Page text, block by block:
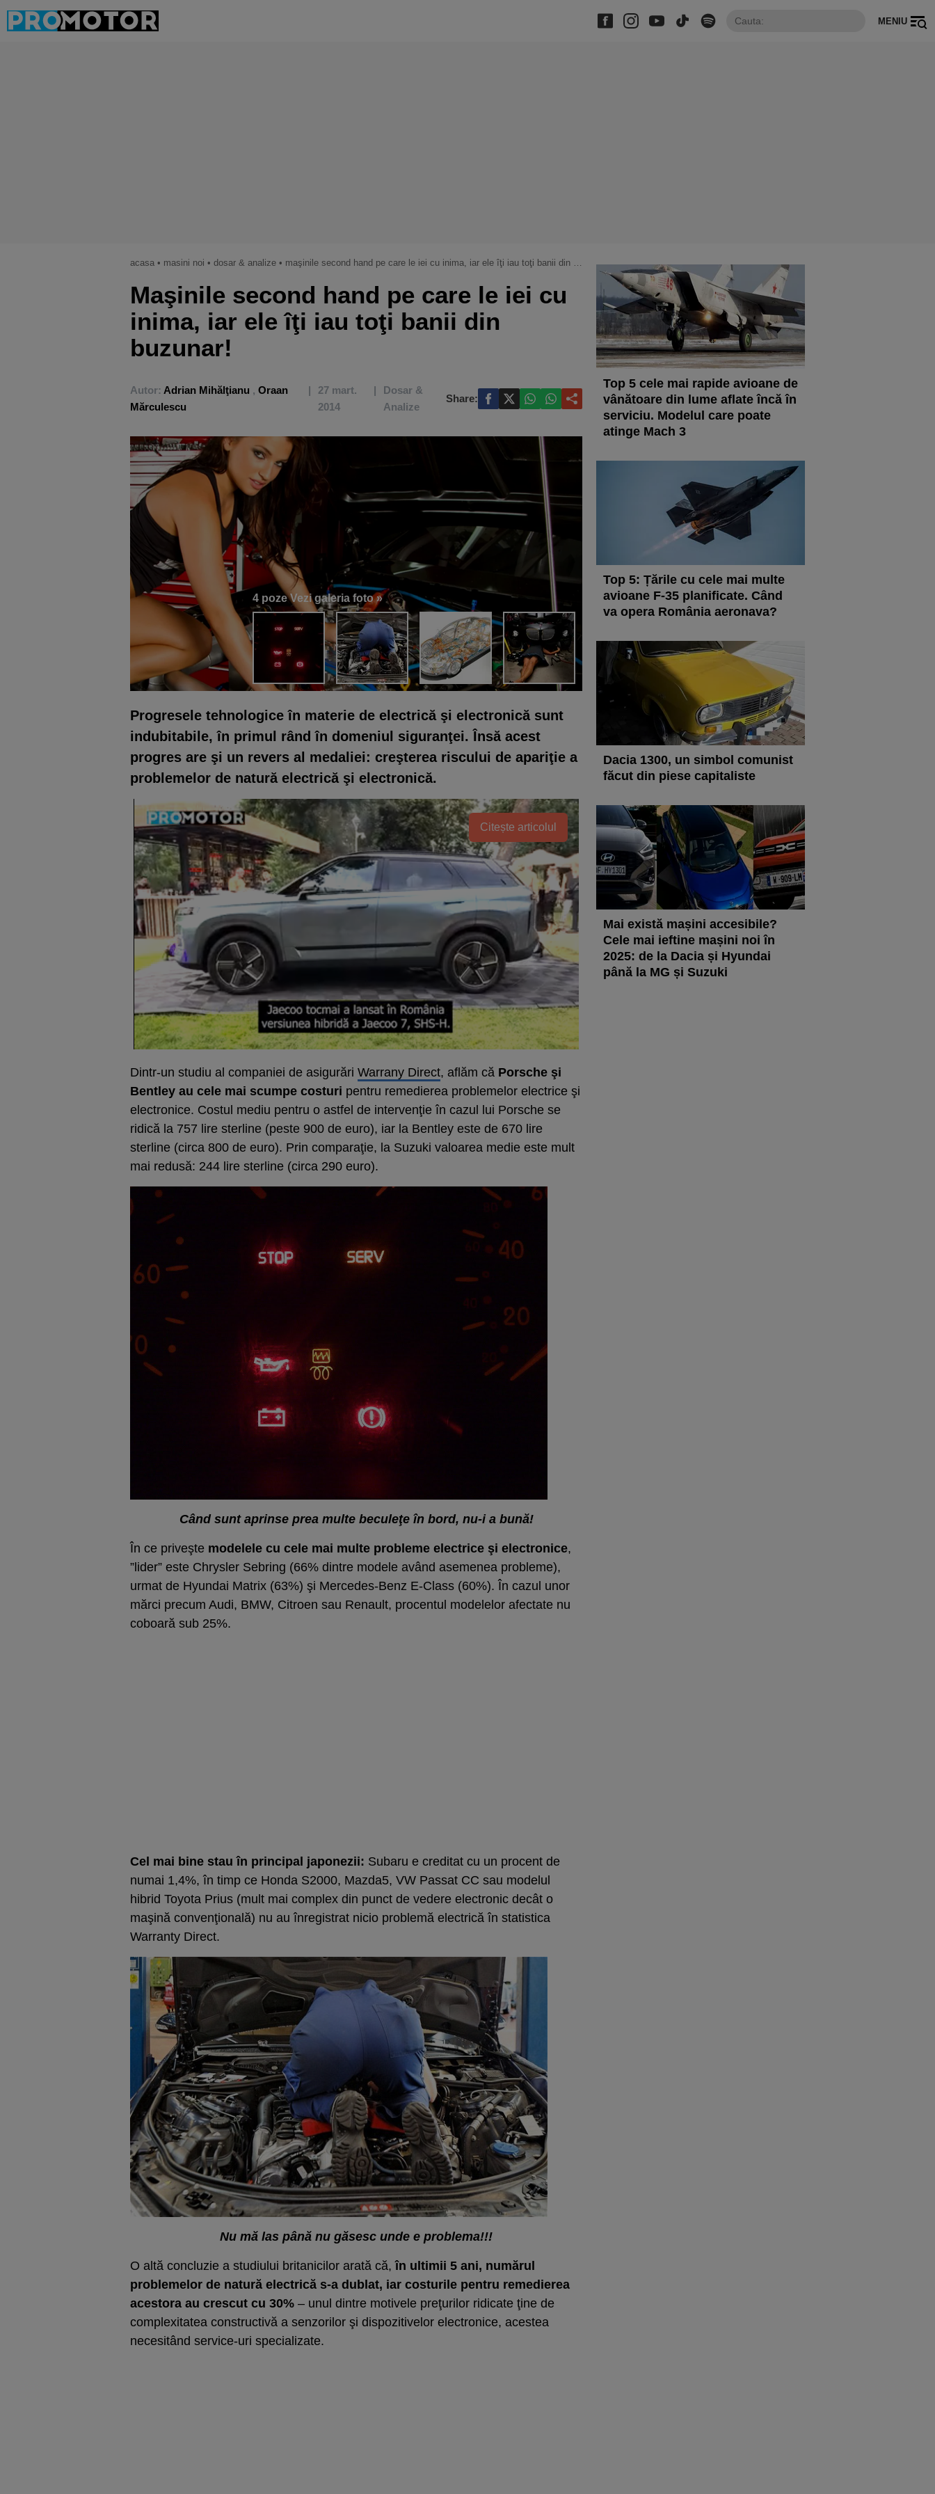
MENIU
acasa • masini noi • dosar & analize • maşinile second hand pe care le iei cu inima, iar ele îţi iau toţi banii din buzunar!
Maşinile second hand pe care le iei cu
inima, iar ele îţi iau toţi banii din
buzunar!
Autor: Adrian Mihălţianu , Oraan
Mărculescu
27 mart.
2014
Dosar &
Analize
Share:
4 pozeVezi galeria foto »
Progresele tehnologice în materie de electrică şi electronică sunt
indubitabile, în primul rând în domeniul siguranţei. Însă acest
progres are şi un revers al medaliei: creşterea riscului de apariţie a
problemelor de natură electrică şi electronică.
Citește articolul
Dintr-un studiu al companiei de asigurări Warrany Direct, aflăm că Porsche şi
Bentley au cele mai scumpe costuri pentru remedierea problemelor electrice şi
electronice. Costul mediu pentru o astfel de intervenţie în cazul lui Porsche se
ridică la 757 lire sterline (peste 900 de euro), iar la Bentley este de 670 lire
sterline (circa 800 de euro). Prin comparaţie, la Suzuki valoarea medie este mult
mai redusă: 244 lire sterline (circa 290 euro).
Când sunt aprinse prea multe beculeţe în bord, nu-i a bună!
În ce priveşte modelele cu cele mai multe probleme electrice şi electronice,
”lider” este Chrysler Sebring (66% dintre modele având asemenea probleme),
urmat de Hyundai Matrix (63%) şi Mercedes-Benz E-Class (60%). În cazul unor
mărci precum Audi, BMW, Citroen sau Renault, procentul modelelor afectate nu
coboară sub 25%.
Cel mai bine stau în principal japonezii: Subaru e creditat cu un procent de
numai 1,4%, în timp ce Honda S2000, Mazda5, VW Passat CC sau modelul
hibrid Toyota Prius (mult mai complex din punct de vedere electronic decât o
maşină convenţională) nu au înregistrat nicio problemă electrică în statistica
Warranty Direct.
Nu mă las până nu găsesc unde e problema!!!
O altă concluzie a studiului britanicilor arată că,în ultimii 5 ani, numărul
problemelor de natură electrică s-a dublat, iar costurile pentru remedierea
acestora au crescut cu 30% – unul dintre motivele preţurilor ridicate ţine de
complexitatea constructivă a senzorilor şi dispozitivelor electronice, acestea
necesitând service-uri specializate.
Top 5 cele mai rapide avioane de
vânătoare din lume aflate încă în
serviciu. Modelul care poate
atinge Mach 3
Top 5: Țările cu cele mai multe
avioane F-35 planificate. Când
va opera România aeronava?
Dacia 1300, un simbol comunist
făcut din piese capitaliste
Mai există mașini accesibile?
Cele mai ieftine mașini noi în
2025: de la Dacia și Hyundai
până la MG și Suzuki